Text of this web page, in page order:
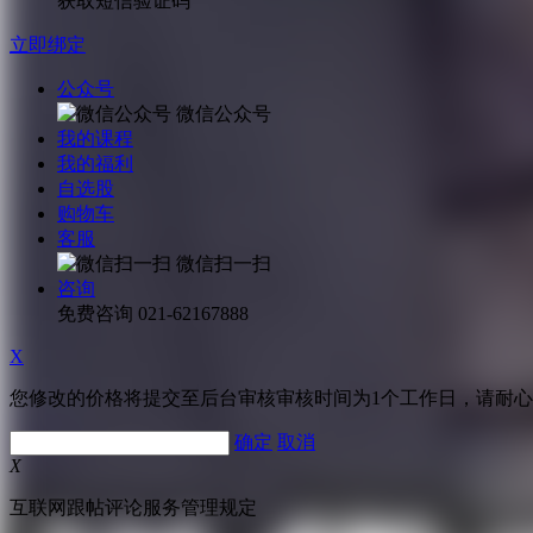
立即绑定
公众号
微信公众号
我的课程
我的福利
自选股
购物车
客服
微信扫一扫
咨询
免费咨询 021-62167888
X
您修改的价格将提交至后台审核审核时间为1个工作日，请耐
确定 取消
X
互联网跟帖评论服务管理规定